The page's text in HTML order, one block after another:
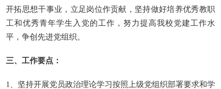
开拓思想干事业，立足岗位作贡献，坚持做好培养优秀教职
工和优秀青年学生入党的工作，努力提高我校党建工作水
平，争创先进党组织。
三、工作要点：
1、坚持开展党员政治理论学习按照上级党组织部署要求和学